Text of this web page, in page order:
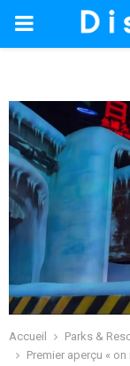
PRIMARY
Accueil
Parks &
Premier aperçu «